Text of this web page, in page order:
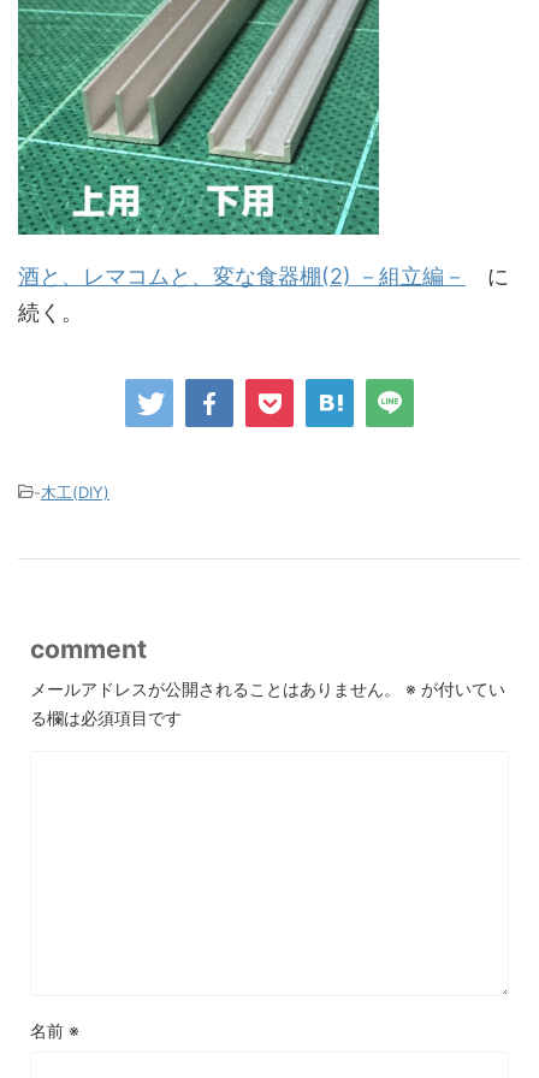
酒と、レマコムと、変な食器棚(2) －組立編－
に
続く。
-木工(DIY)
comment
メールアドレスが公開されることはありません。 ※ が付いてい
る欄は必須項目です
名前 ※